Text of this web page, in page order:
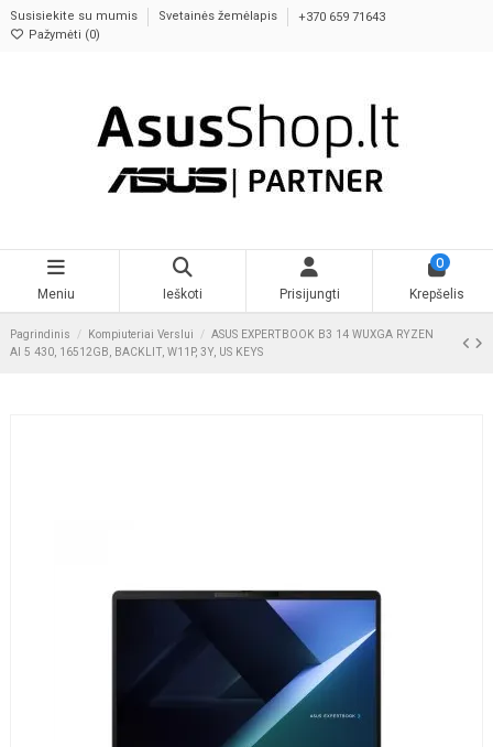
Susisiekite su mumis Svetainės žemėlapis
+370 659 71643
Pažymėti (0)
Meniu Ieškoti Prisijungti
0
Krepšelis
Pagrindinis Kompiuteriai Verslui
ASUS EXPERTBOOK B3 14 WUXGA RYZEN
AI 5 430, 16512GB, BACKLIT, W11P, 3Y, US KEYS